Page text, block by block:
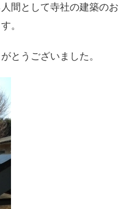
間として寺社の建築のお
。
とうございました。